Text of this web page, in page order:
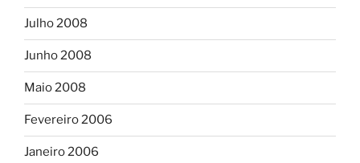
Julho 2008
Junho 2008
Maio 2008
Fevereiro 2006
Janeiro 2006